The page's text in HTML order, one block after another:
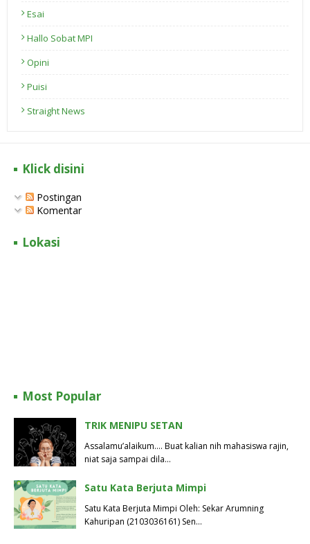
Esai
Hallo Sobat MPI
Opini
Puisi
Straight News
Klick disini
Postingan
Komentar
Lokasi
Most Popular
TRIK MENIPU SETAN
Assalamu’alaikum…. Buat kalian nih mahasiswa rajin,
niat saja sampai dila…
Satu Kata Berjuta Mimpi
Satu Kata Berjuta Mimpi Oleh: Sekar Arumning
Kahuripan (2103036161) Sen…